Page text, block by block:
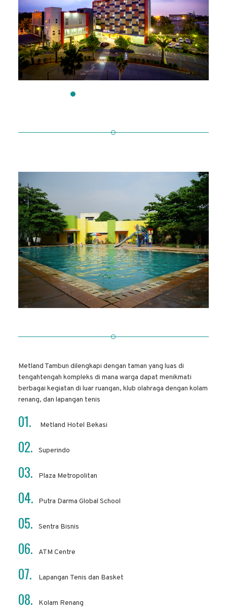
Metland Tambun dilengkapi dengan taman yang luas di
tengahtengah kompleks di mana warga dapat menikmati
berbagai kegiatan di luar ruangan, klub olahraga dengan kolam
renang, dan lapangan tenis
01. Metland Hotel Bekasi
02. Superindo
03. Plaza Metropolitan
04. Putra Darma Global School
05. Sentra Bisnis
06. ATM Centre
07. Lapangan Tenis dan Basket
08. Kolam Renang